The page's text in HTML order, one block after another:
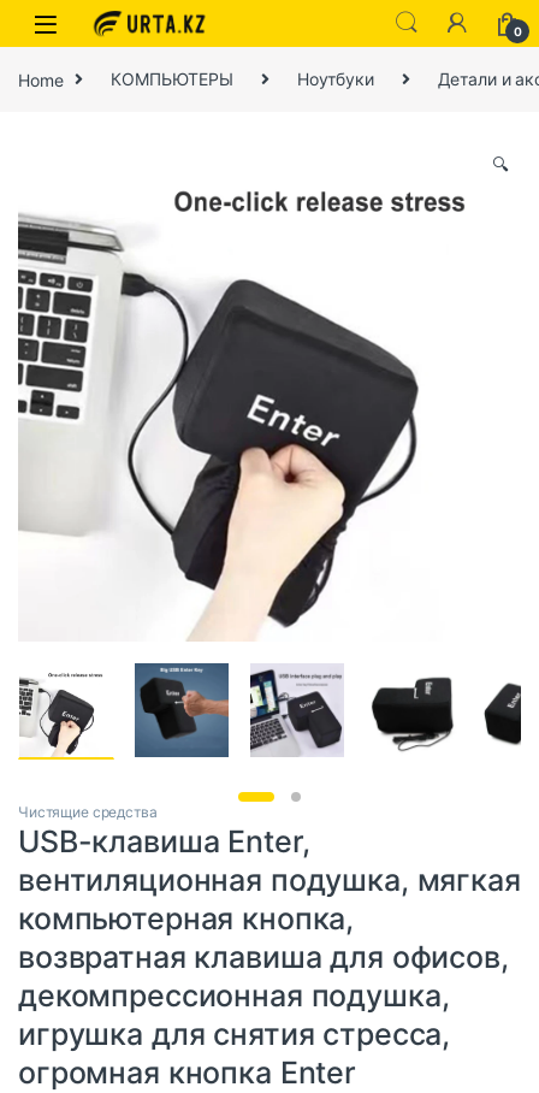
0
Home КОМПЬЮТЕРЫ Ноутбуки Детали и
🔍
Чистящие средства
USB-клавиша Enter,
вентиляционная подушка, мягкая
компьютерная кнопка,
возвратная клавиша для офисов,
декомпрессионная подушка,
игрушка для снятия стресса,
огромная кнопка Enter